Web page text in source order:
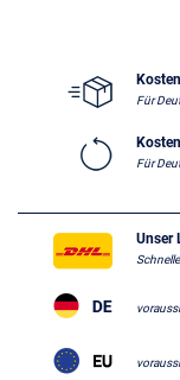
Für
Für
Unser